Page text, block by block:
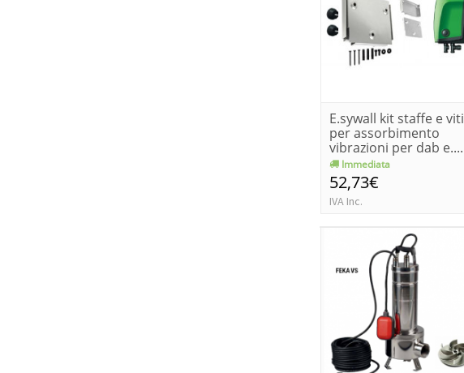
E.sywall kit staffe e viti
per assorbimento
vibrazioni per dab e....
Immediata
52,73€
IVA Inc.